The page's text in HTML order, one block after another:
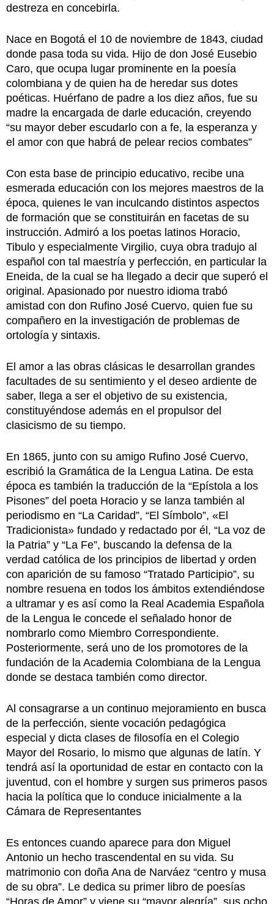
destreza en concebirla.
Nace en Bogotá el 10 de noviembre de 1843, ciudad
donde pasa toda su vida. Hijo de don José Eusebio
Caro, que ocupa lugar prominente en la poesía
colombiana y de quien ha de heredar sus dotes
poéticas. Huérfano de padre a los diez años, fue su
madre la encargada de darle educación, creyendo
“su mayor deber escudarlo con a fe, la esperanza y
el amor con que habrá de pelear recios combates”
Con esta base de principio educativo, recibe una
esmerada educación con los mejores maestros de la
época, quienes le van inculcando distintos aspectos
de formación que se constituirán en facetas de su
instrucción. Admiró a los poetas latinos Horacio,
Tibulo y especialmente Virgilio, cuya obra tradujo al
español con tal maestría y perfección, en particular la
Eneida, de la cual se ha llegado a decir que superó el
original. Apasionado por nuestro idioma trabó
amistad con don Rufino José Cuervo, quien fue su
compañero en la investigación de problemas de
ortología y sintaxis.
El amor a las obras clásicas le desarrollan grandes
facultades de su sentimiento y el deseo ardiente de
saber, llega a ser el objetivo de su existencia,
constituyéndose además en el propulsor del
clasicismo de su tiempo.
En 1865, junto con su amigo Rufino José Cuervo,
escribió la Gramática de la Lengua Latina. De esta
época es también la traducción de la “Epístola a los
Pisones” del poeta Horacio y se lanza también al
periodismo en “La Caridad”, “El Símbolo”, «El
Tradicionista» fundado y redactado por él, “La voz de
la Patria” y “La Fe”, buscando la defensa de la
verdad católica de los principios de libertad y orden
con aparición de su famoso “Tratado Participio”, su
nombre resuena en todos los ámbitos extendiéndose
a ultramar y es así como la Real Academia Española
de la Lengua le concede el señalado honor de
nombrarlo como Miembro Correspondiente.
Posteriormente, será uno de los promotores de la
fundación de la Academia Colombiana de la Lengua
donde se destaca también como director.
Al consagrarse a un continuo mejoramiento en busca
de la perfección, siente vocación pedagógica
especial y dicta clases de filosofía en el Colegio
Mayor del Rosario, lo mismo que algunas de latín. Y
tendrá así la oportunidad de estar en contacto con la
juventud, con el hombre y surgen sus primeros pasos
hacia la política que lo conduce inicialmente a la
Cámara de Representantes
Es entonces cuando aparece para don Miguel
Antonio un hecho trascendental en su vida. Su
matrimonio con doña Ana de Narváez “centro y musa
de su obra”. Le dedica su primer libro de poesías
“Horas de Amor” y viene su “mayor alegría”, sus ocho